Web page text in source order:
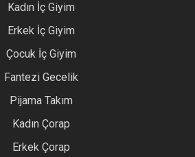
Kadın İç Giyim
Erkek İç Giyim
Çocuk İç Giyim
Fantezi Gecelik
Pijama Takım
Kadın Çorap
Erkek Çorap